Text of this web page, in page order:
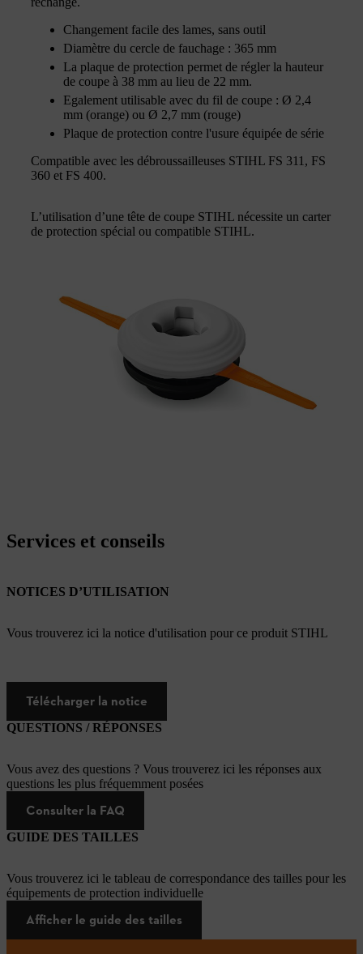
Changement facile des lames, sans outil
Diamètre du cercle de fauchage : 365 mm
La plaque de protection permet de régler la hauteur
de coupe à 38 mm au lieu de 22 mm.
Egalement utilisable avec du fil de coupe : Ø 2,4
mm (orange) ou Ø 2,7 mm (rouge)
Plaque de protection contre l'usure équipée de série
Compatible avec les débroussailleuses STIHL FS 311, FS
360 et FS 400.
L’utilisation d’une tête de coupe STIHL nécessite un carter
de protection spécial ou compatible STIHL.
Services et conseils
NOTICES D’UTILISATION
Vous trouverez ici la notice d'utilisation pour ce produit STIHL
Télécharger la notice
QUESTIONS / RÉPONSES
Vous avez des questions ? Vous trouverez ici les réponses aux
questions les plus fréquemment posées
Consulter la FAQ
GUIDE DES TAILLES
Vous trouverez ici le tableau de correspondance des tailles pour les
équipements de protection individuelle
Afficher le guide des tailles